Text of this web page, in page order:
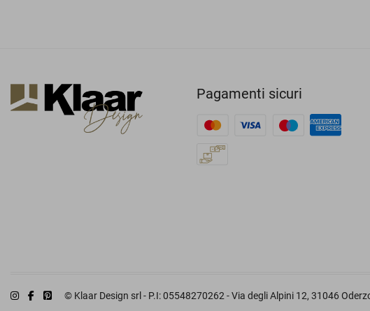
Pagamenti sicuri
© Klaar Design srl - P.I: 05548270262 - Via degli Alpini 12, 31046